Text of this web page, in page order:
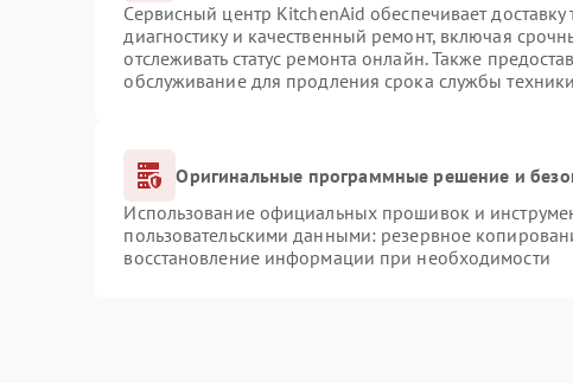
Сервисный центр KitchenAid обеспечивает
диагностику и качественный ремонт, включая
отслеживать статус ремонта онлайн. Также
обслуживание для продления срока службы техники
Оригинальные программные решение и
Использование официальных прошивок и
пользовательскими данными: резервное
восстановление информации при необходимости